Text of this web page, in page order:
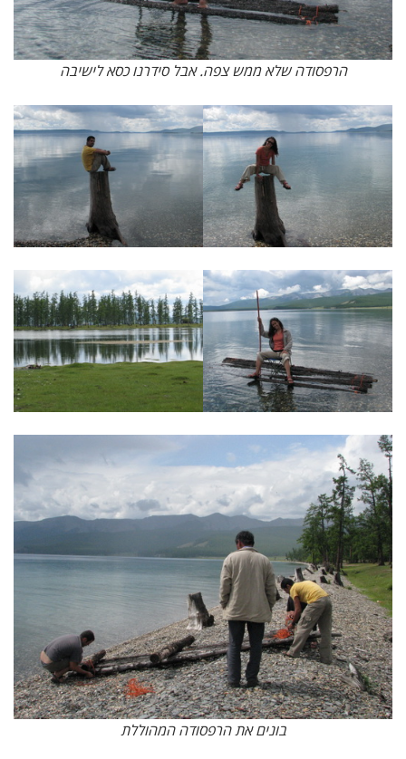
הרפסודה שלא ממש צפה. אבל סידרנו כסא לישיבה
בונים את הרפסודה המהוללת